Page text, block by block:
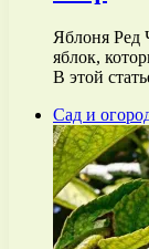
Яблоня Ред
яблок,
В этой
Сад и